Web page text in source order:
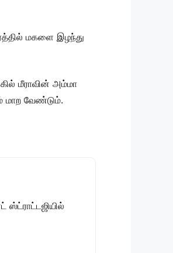
மகளை இழந்து
மீராவின் அம்மா
மாற வேண்டும்.
ஸ்ட்ராட்டஜியில்